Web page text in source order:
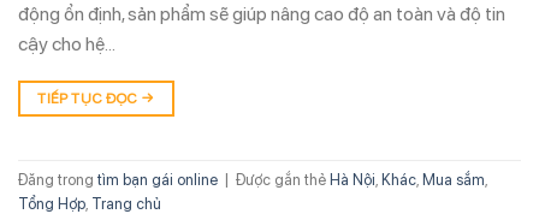
động ổn định, sản phẩm sẽ giúp nâng cao độ an toàn và độ tin
cậy cho hệ…
TIẾP TỤC ĐỌC →
Đăng trong tìm bạn gái online Được gắn thẻ Hà Nội Khác Mua sắm
Tổng Hợp Trang chủ